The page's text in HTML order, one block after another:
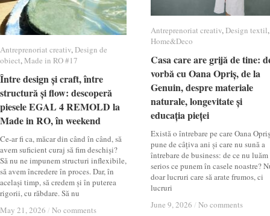
Antreprenoriat creativ,Design textil,
Home&Deco
Casa care are grijă de tine:
vorbă cu Oana Opriș, de la
Genuin, despre materiale
naturale, longevitate și
educația pieței
Există o întrebare pe care Oana
pune de câțiva ani și care nu sună a
întrebare de business: de ce nu
serios ce punem în casele noastre?
doar lucruri care să arate frumos, ci
lucruri
June 9, 2026 / No comments
Antreprenoriat creativ Design textil
Home&Deco
Casa care are grijă de tine:
vorbă cu Oana Opriș, de la
Genuin, despre materiale
naturale, longevitate și
educația pieței
June 9, 2026 / No comments
Antreprenoriat creativ,Design de
obiect,Made in RO #17
Între design și craft, între
structură și flow: descoperă
piesele EGAL 4 REMOLD la
Made in RO, în weekend
Ce-ar fi ca, măcar din când în când, să
avem suficient curaj să fim deschiși?
Să nu ne impunem structuri inflexibile,
să avem încredere în proces. Dar, în
același timp, să credem și în puterea
rigorii, cu răbdare. Să nu
May 21, 2026 / No comments
Antreprenoriat creativ Design de
obiect Made in RO #17
Între design și craft, între
structură și flow: descoperă
piesele EGAL 4 REMOLD la
Made in RO, în weekend
May 21, 2026 / No comments